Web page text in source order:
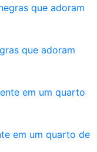
que adoram
em um quarto de